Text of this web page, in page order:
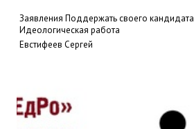
Заявления Поддержать своего кандидата
Идеологическая работа
Евстифеев Сергей